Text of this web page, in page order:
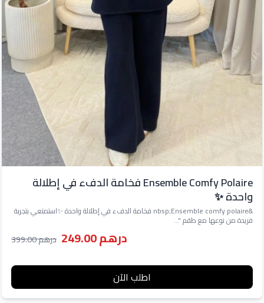
Ensemble Comfy Polaire فخامة الدفء في إطلالة
واحدة ✨
&nbsp;Ensemble comfy polaire فخامة الدفء في إطلالة واحدة ✨استمتعي بتجربة
فريدة من نوعها مع طقم "...
درهم 249.00 درهم 399.00
اطلب الآن